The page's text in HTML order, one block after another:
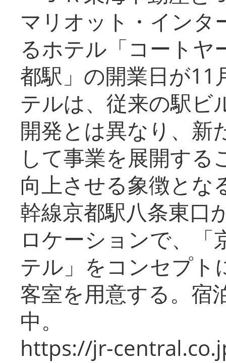
マリオット・インタ
るホテル「コートヤ
都駅」の開業日が11
テルは、従来の駅ビ
開発とは異なり、新
して事業を展開する
向上させる象徴とな
幹線京都駅八条東口
ロケーションで、「
テル」をコンセプト
客室を用意する。宿
中。
https://jr-